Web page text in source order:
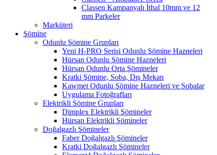
Classen Kampanyalı İthal 10mm ve 12
mm Parkeler
Marküteri
Şömine
Odunlu Şömine Grupları
Yeni H-PRO Serisi Odunlu Şömine Hazneleri
Hürsan Odunlu Şömine Hazneleri
Hürsan Odunlu Orta Şömineler
Kratki Şömine, Soba, Dış Mekan
Kawmet Odunlu Şömine Hazneleri ve Sobalar
Uygulama Fotoğrafları
Elektrikli Şömine Grupları
Dimplex Elektrikli Şömineler
Hürsan Elektrikli Şömineler
Doğalgazlı Şömineler
Faber Doğalgazlı Şömineler
Kratki Doğalgazlı Şömineler